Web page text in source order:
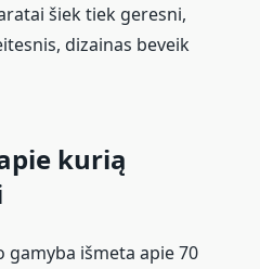
šiek tiek geresni,
dizainas beveik
kurią
išmeta apie 70